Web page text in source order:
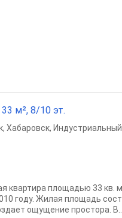
м², 8/10 эт.
, Хабаровск,
квартира площадью 33 кв.
году. Жилая площадь
ощущение простора. В...